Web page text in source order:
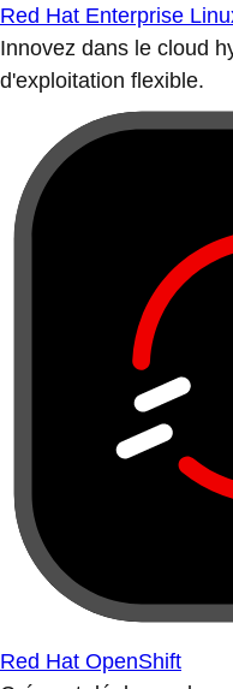
Red Hat Enterprise
Innovez dans le cloud
d'exploitation flexible.
Red Hat OpenShift